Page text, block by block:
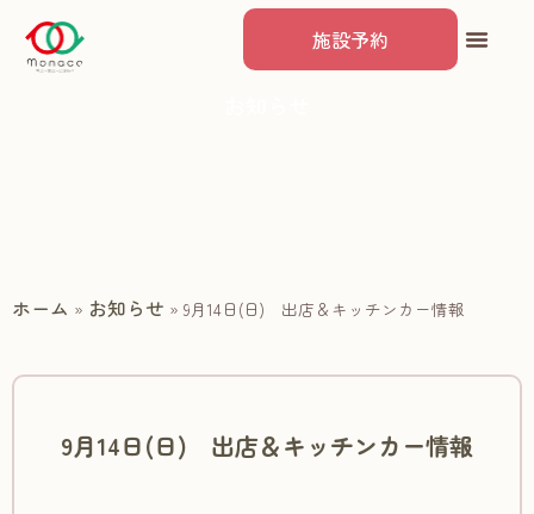
施設予約
ホーム » お知らせ » 9月14日(日) 出店＆キッチンカー情報
9月14日(日) 出店＆キッチンカー情報